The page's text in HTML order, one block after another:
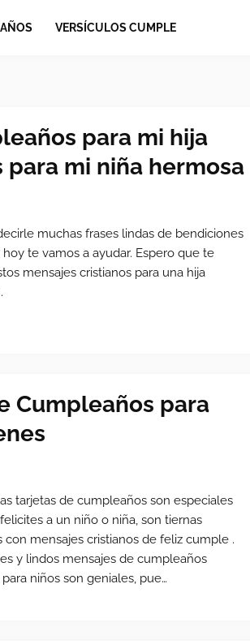
VERSÍCULOS CUMPLE
para mi hija
mi niña hermosa
muchas frases lindas de bendiciones
hoy te vamos a ayudar. Espero que te
mensajes cristianos para una hija
Cumpleaños para
tarjetas de cumpleaños son especiales
a un niño o niña, son tiernas
con mensajes cristianos de feliz cumple .
y lindos mensajes de cumpleaños
niños son geniales, pue…